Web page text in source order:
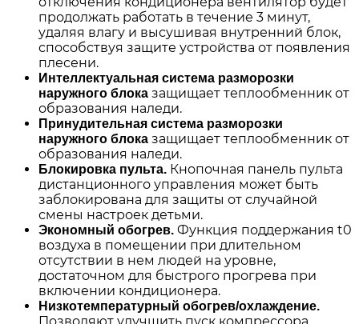
продолжать работать в течение 3 минут,
удаляя влагу и высушивая внутренний блок,
способствуя защите устройства от появления
плесени.
Интеллектуальная система разморозки
наружного блока защищает теплообменник от
образования наледи.
Принудительная система разморозки
наружного блока защищает теплообменник от
образования наледи.
Блокировка пульта. Кнопочная панель пульта
дистанционного управления может быть
заблокирована для защиты от случайной
смены настроек детьми.
Экономный обогрев. Функция поддержания t0
воздуха в помещении при длительном
отсутствии в нем людей на уровне,
достаточном для быстрого прогрева при
включении кондиционера.
Низкотемпературный обогрев/охлаждение.
Позволяют улучшить пуск компрессора